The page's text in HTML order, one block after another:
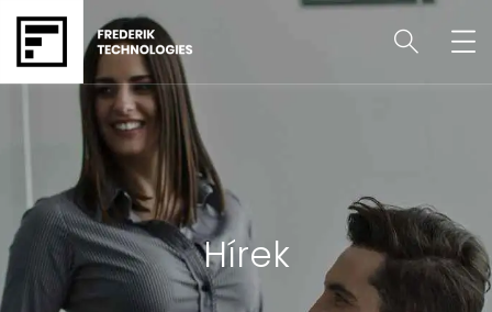
Hírek